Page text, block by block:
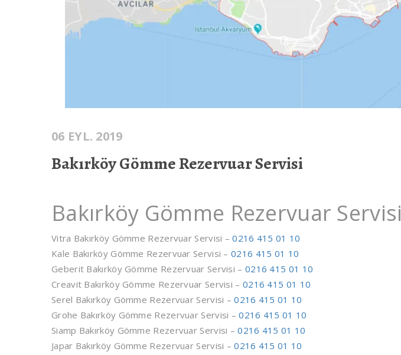
06 EYL. 2019
Bakırköy Gömme Rezervuar Servisi
Bakırköy Gömme Rezervuar Servisi
Vitra Bakırköy Gömme Rezervuar Servisi –0216 415 01 10
Kale Bakırköy Gömme Rezervuar Servisi – 0216 415 01 10
Geberit Bakırköy Gömme Rezervuar Servisi – 0216 415 01 10
Creavit Bakırköy Gömme Rezervuar Servisi – 0216 415 01 10
Serel Bakırköy Gömme Rezervuar Servisi –0216 415 01 10
Grohe Bakırköy Gömme Rezervuar Servisi –0216 415 01 10
Siamp Bakırköy Gömme Rezervuar Servisi –0216 415 01 10
Japar Bakırköy Gömme Rezervuar Servisi –0216 415 01 10